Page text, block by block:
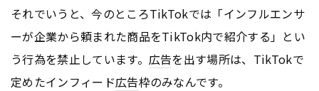
それでいうと、今のところTikTokでは「インフルエンサ
ーが企業から頼まれた商品をTikTok内で紹介する」とい
う行為を禁止しています。 広告を出す場所は、TikTokで
定めたインフィード広告枠のみなんです。